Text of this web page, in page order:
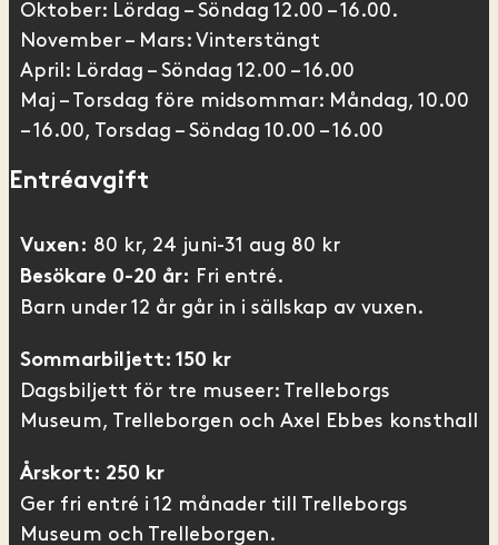
Oktober: Lördag – Söndag 12.00 – 16.00.
November – Mars: Vinterstängt
April: Lördag – Söndag 12.00 – 16.00
Maj – Torsdag före midsommar: Måndag, 10.00
– 16.00, Torsdag – Söndag 10.00 – 16.00
Entréavgift
Vuxen: 80 kr, 24 juni-31 aug 80 kr
Besökare 0-20 år: Fri entré.
Barn under 12 år går in i sällskap av vuxen.
Sommarbiljett: 150 kr
Dagsbiljett för tre museer: Trelleborgs
Museum, Trelleborgen och Axel Ebbes konsthall
Årskort: 250 kr
Ger fri entré i 12 månader till Trelleborgs
Museum och Trelleborgen.